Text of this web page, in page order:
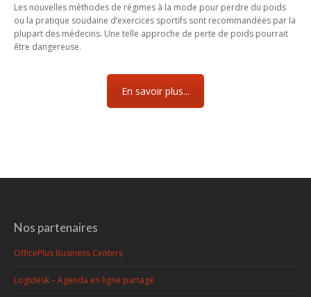
Les nouvelles méthodes de régimes à la mode pour perdre du poids
ou la pratique soudaine d’exercices sportifs sont recommandées par la
plupart des médecins. Une telle approche de perte de poids pourrait
être dangereuse.
En savoir plus...
Nos partenaires
OfficePlus Business Centers
Logidesk – Agenda en ligne partagé